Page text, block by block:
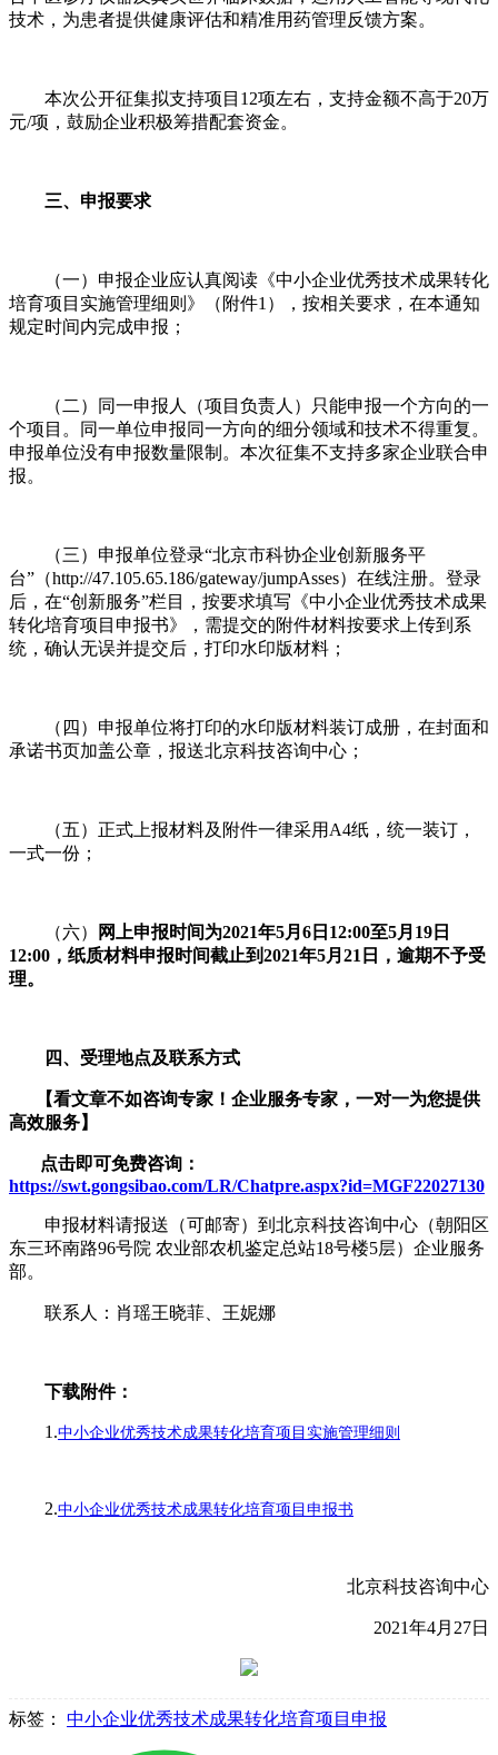
技术，为患者提供健康评估和精准用药管理反馈方案。
本次公开征集拟支持项目12项左右，支持金额不高于20万
元/项，鼓励企业积极筹措配套资金。
三、申报要求
（一）申报企业应认真阅读《中小企业优秀技术成果转化
培育项目实施管理细则》（附件1），按相关要求，在本通知
规定时间内完成申报；
（二）同一申报人（项目负责人）只能申报一个方向的一
个项目。同一单位申报同一方向的细分领域和技术不得重复。
申报单位没有申报数量限制。本次征集不支持多家企业联合申
报。
（三）申报单位登录“北京市科协企业创新服务平
台”（http://47.105.65.186/gateway/jumpAsses）在线注册。登录
后，在“创新服务”栏目，按要求填写《中小企业优秀技术成果
转化培育项目申报书》，需提交的附件材料按要求上传到系
统，确认无误并提交后，打印水印版材料；
（四）申报单位将打印的水印版材料装订成册，在封面和
承诺书页加盖公章，报送北京科技咨询中心；
（五）正式上报材料及附件一律采用A4纸，统一装订，
一式一份；
（六）
网上申报时间为2021年5月6日12:00至5月19日
12:00，纸质材料申报时间截止到2021年5月21日，逾期不予受
理。
四、受理地点及联系方式
【看文章不如咨询专家！企业服务专家，一对一为您提供
高效服务】
点击即可免费咨询：
https://swt.gongsibao.com/LR/Chatpre.aspx?id=MGF22027130
申报材料请报送（可邮寄）到北京科技咨询中心（朝阳区
东三环南路96号院 农业部农机鉴定总站18号楼5层）企业服务
部。
联系人：肖瑶王晓菲、王妮娜
下载附件：
1.中小企业优秀技术成果转化培育项目实施管理细则
2.中小企业优秀技术成果转化培育项目申报书
北京科技咨询中心
2021年4月27日
标签： 中小企业优秀技术成果转化培育项目申报